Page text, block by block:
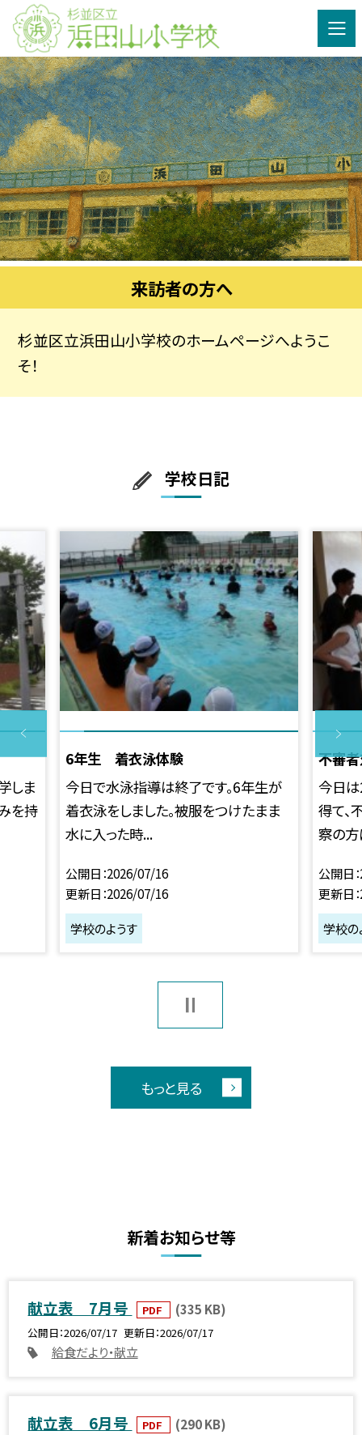
来訪者の方へ
杉並区立浜田山小学校のホームページへようこ
そ！
学校日記
しま
を持
6年生 着衣泳体験
今日で水泳指導は終了です。6年生が
着衣泳をしました。被服をつけたまま
水に入った時...
公開日 2026/07/16
更新日 2026/07/16
学校のようす
不審
今日
得て、
察の
公開日
更新日
学校の
もっと見る
新着お知らせ等
献立表 7月号 PDF (335 KB)
公開日 2026/07/17 更新日 2026/07/17
給食だより・献立
献立表 6月号 PDF (290 KB)